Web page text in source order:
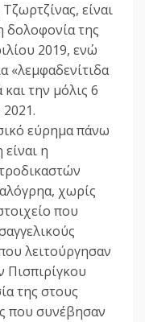
είναι
δολοφονία της
2019, ενώ
«λεμφαδενίτιδα
την μόλις 6
εύρημα πάνω
η
χωρίς
που
λειτούργησαν
Πισπιρίγκου
της στους
που συνέβησαν